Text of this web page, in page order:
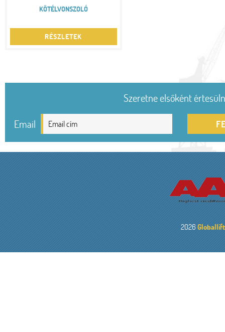
KÖTÉLVONSZOLÓ
RÉSZLETEK
Szeretne elsőként
Email
2026